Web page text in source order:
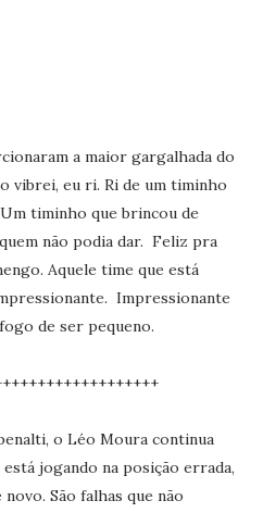
a maior gargalhada do
vibrei, eu ri. Ri de um timinho
timinho que brincou de
não podia dar. Feliz pra
Aquele time que está
Impressionante
de ser pequeno.
o Léo Moura continua
jogando na posição errada,
São falhas que não